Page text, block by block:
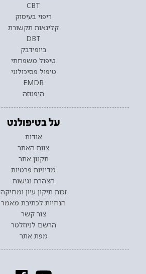
CBT
ריפוי בעיסוק
קלינאות תקשורת
DBT
ביופידבק
טיפול משפחתי
טיפול פסיכולוגי
EMDR
היפנוזה
על בטיפולנט
אודות
צוות האתר
תקנון אתר
מדיניות פרטיות
הצהרת נגישות
זכות תיקון עיון ומחיקה
הנחיות לכתיבת מאמר
צור קשר
הרשם לניוזלטר
מפת אתר